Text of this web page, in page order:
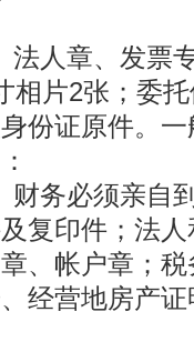
章、发票专
相片2张；委
份证原件。
必须亲自到
复印件；法
、帐户章；
经营地房产